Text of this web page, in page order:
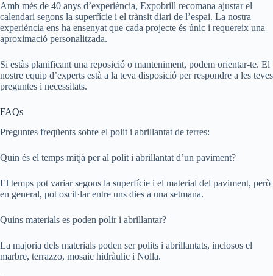
Amb més de 40 anys d’experiència, Expobrill recomana ajustar el
calendari segons la superfície i el trànsit diari de l’espai. La nostra
experiència ens ha ensenyat que cada projecte és únic i requereix una
aproximació personalitzada.
Si estàs planificant una reposició o manteniment, podem orientar-te. El
nostre equip d’experts està a la teva disposició per respondre a les teves
preguntes i necessitats.
FAQs
Preguntes freqüents sobre el polit i abrillantat de terres:
Quin és el temps mitjà per al polit i abrillantat d’un paviment?
El temps pot variar segons la superfície i el material del paviment, però
en general, pot oscil·lar entre uns dies a una setmana.
Quins materials es poden polir i abrillantar?
La majoria dels materials poden ser polits i abrillantats, inclosos el
marbre, terrazzo, mosaic hidràulic i Nolla.